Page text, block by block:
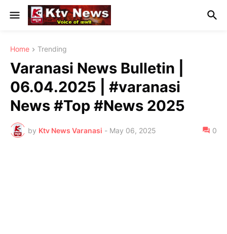
Home Trending
Varanasi News Bulletin |
06.04.2025 | #varanasi
News #Top #News 2025
by Ktv News Varanasi - May 06, 2025 0